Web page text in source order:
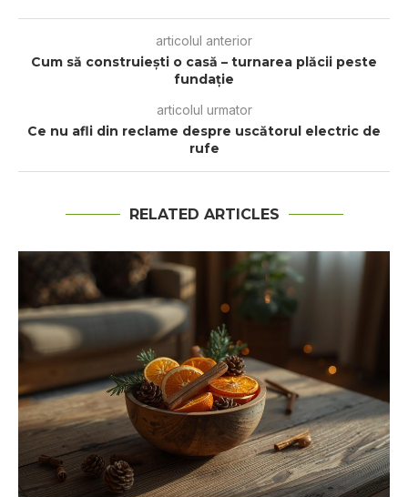
articolul anterior
Cum să construiești o casă – turnarea plăcii peste
fundație
articolul urmator
Ce nu afli din reclame despre uscătorul electric de
rufe
RELATED ARTICLES